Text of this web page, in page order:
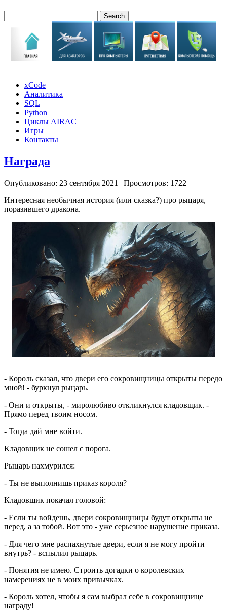
xCode
Аналитика
SQL
Python
Циклы AIRAC
Игры
Контакты
Награда
Опубликовано: 23 сентября 2021 | Просмотров: 1722
Интересная необычная история (или сказка?) про рыцаря,
поразившего дракона.
- Король сказал, что двери его сокровищницы открыты передо
мной! - буркнул рыцарь.
- Они и открыты, - миролюбиво откликнулся кладовщик. -
Прямо перед твоим носом.
- Тогда дай мне войти.
Кладовщик не сошел с порога.
Рыцарь нахмурился:
- Ты не выполнишь приказ короля?
Кладовщик покачал головой:
- Если ты войдешь, двери сокровищницы будут открыты не
перед, а за тобой. Вот это - уже серьезное нарушение приказа.
- Для чего мне распахнутые двери, если я не могу пройти
внутрь? - вспылил рыцарь.
- Понятия не имею. Строить догадки о королевских
намерениях не в моих привычках.
- Король хотел, чтобы я сам выбрал себе в сокровищнице
награду!